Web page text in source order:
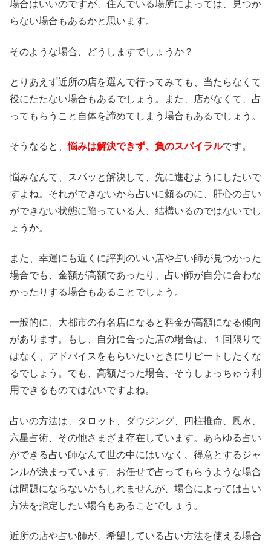
場合はいいのですが、住んでいる場所によっては、見つか
らない場合もあるかと思います。
そのような場合、どうしますでしょうか？
とりあえず近所の店を選んで行ってみても、当たらなくて
役にたたない場合もあるでしょう。また、店がなくて、占
ってもらうこと自体を諦めてしまう場合もあるでしょう。
そうなると、悩みは解決できず、負のスパイラルです。
悩みなんて、スパッと解決して、先に進むようにしたいで
すよね。それができないから占いに頼るのに、肝心の占い
ができない状態に陥っている人、結構いるのではないでし
ょうか。
また、幸運にも近くに評判のいい店や占い師が見つかった
場合でも、金額が高額であったり、占い師が自分に合わな
かったりする場合もあることでしょう。
一般的に、大都市の有名店になると料金が高額になる傾向
があります。もし、自分に合った店の場合は、１回限りで
はなく、アドバイスをもらいたいときにリピートしたくな
るでしょう。でも、高額だった場合、そうしょっちゅう利
用できるものではないですよね。
占いの方法は、タロット、ダウジング、四柱推命、風水、
六星占術、その他さまざま存在しています。あらゆる占い
ができる占い師なんて世の中にはいなく、得意とするジャ
ンルが決まっています。お任せで占ってもらうような場合
は問題にならないかもしれませんが、場合によっては占い
方法を指定したい場合もあることでしょう。
近所の店や占い師が、希望している占い方法を使える場合